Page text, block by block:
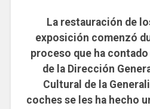
La restauración de
exposición comenzó
proceso que ha
de la Dirección
Cultural de la
coches se les ha hecho